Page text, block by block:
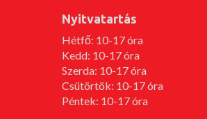
Nyitvatartás
Hétfő: 10-17 óra
Kedd: 10-17 óra
Szerda: 10-17 óra
Csütörtök: 10-17 óra
Péntek: 10-17 óra